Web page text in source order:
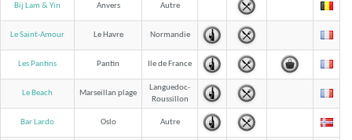
Bij Lam & Yin Anvers Autre
Le Saint-Amour Le Havre Normandie
Les Pantins Pantin Ile de France
Le Beach Marseillan plage
Languedoc-
Roussillon
Bar Lardo Oslo Autre